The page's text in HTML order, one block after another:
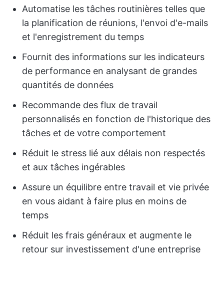
Automatise les tâches routinières telles que
la planification de réunions, l'envoi d'e-mails
et l'enregistrement du temps
Fournit des informations sur les indicateurs
de performance en analysant de grandes
quantités de données
Recommande des flux de travail
personnalisés en fonction de l'historique des
tâches et de votre comportement
Réduit le stress lié aux délais non respectés
et aux tâches ingérables
Assure un équilibre entre travail et vie privée
en vous aidant à faire plus en moins de
temps
Réduit les frais généraux et augmente le
retour sur investissement d'une entreprise